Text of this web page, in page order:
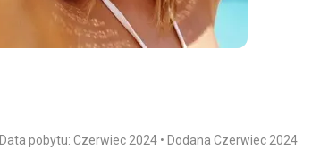
Data pobytu: Czerwiec 2024 Dodana Czerwiec 2024